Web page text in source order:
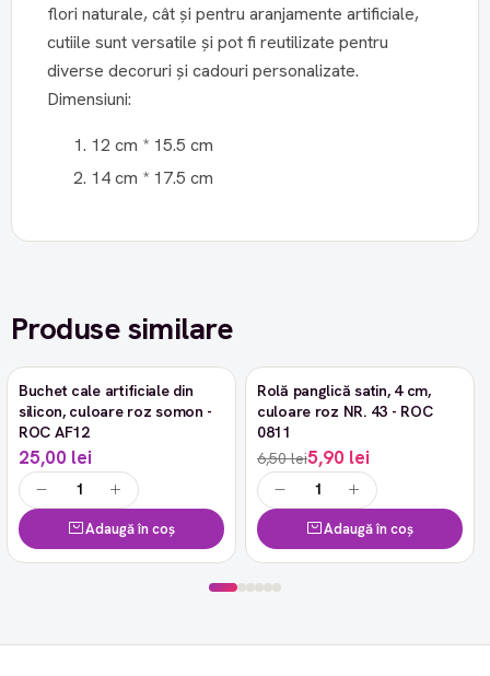
flori naturale, cât și pentru aranjamente artificiale,
cutiile sunt versatile și pot fi reutilizate pentru
diverse decoruri și cadouri personalizate.
Dimensiuni:
12 cm * 15.5 cm
14 cm * 17.5 cm
Produse similare
Buchet cale artificiale din
silicon, culoare roz somon -
ROC AF12
25,00 lei
Adaugă în coș
-9%
Rolă panglică satin, 4 cm,
culoare roz NR. 43 - ROC
0811
6,50 lei5,90 lei
Adaugă în coș